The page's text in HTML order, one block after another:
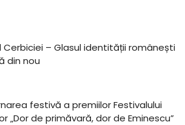
Cerbiciei – Glasul identității românești
din nou
festivă a premiilor Festivalului
„Dor de primăvară, dor de Eminescu”